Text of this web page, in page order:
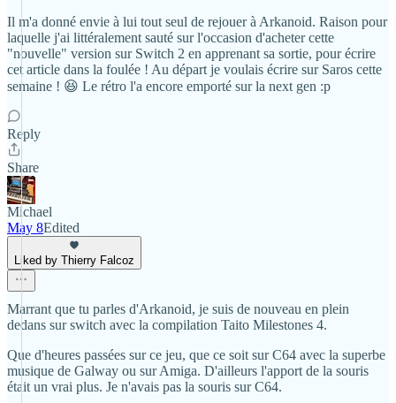
Il m'a donné envie à lui tout seul de rejouer à Arkanoid. Raison pour
laquelle j'ai littéralement sauté sur l'occasion d'acheter cette
"nouvelle" version sur Switch 2 en apprenant sa sortie, pour écrire
cet article dans la foulée ! Au départ je voulais écrire sur Saros cette
semaine ! 😆 Le rétro l'a encore emporté sur la next gen :p
Reply
Share
Michael
May 8Edited
Liked by Thierry Falcoz
Marrant que tu parles d'Arkanoid, je suis de nouveau en plein
dedans sur switch avec la compilation Taito Milestones 4.
Que d'heures passées sur ce jeu, que ce soit sur C64 avec la superbe
musique de Galway ou sur Amiga. D'ailleurs l'apport de la souris
était un vrai plus. Je n'avais pas la souris sur C64.